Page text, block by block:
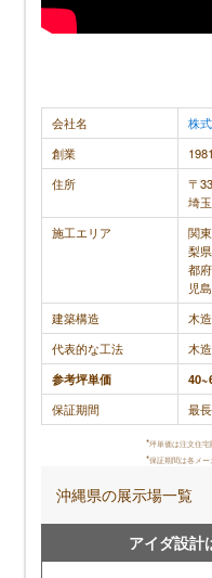
調査概要
調査方法：インターネット
カタ
無
【
カタログ
カタログ請求
家のイメー
一建
一建設評判のユー
一建設の坪単価は
▶一建設で建てて後悔
会社名
株
創業
住所
〒
埼
施工エリア
関
梨
都
児
建築構造
木造
代表的な工法
木
参考坪単価
保証期間
最
*坪単価は注文住
*保証期間は各メ
沖縄県の展示場一覧
アイダ設計